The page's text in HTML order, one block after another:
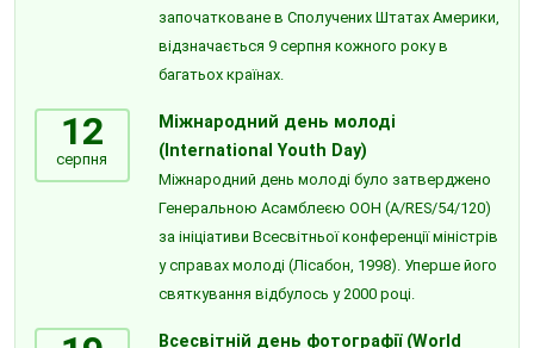
започатковане в Сполучених Штатах Америки,
відзначається 9 серпня кожного року в
багатьох країнах.
12
серпня
Міжнародний день молоді
(International Youth Day)
Міжнародний день молоді було затверджено
Генеральною Асамблеєю ООН (A/RES/54/120)
за ініціативи Всесвітньої конференції міністрів
у справах молоді (Лісабон, 1998). Уперше його
святкування відбулось у 2000 році.
Всесвітній день фотографії (World